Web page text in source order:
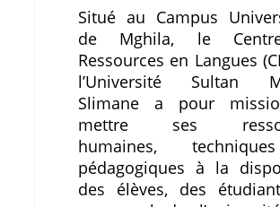
Situé au Campus
de Mghila, le
Ressources en Langues
l’Université Sultan
Slimane a pour
mettre ses
humaines,
pédagogiques à la
des élèves, des